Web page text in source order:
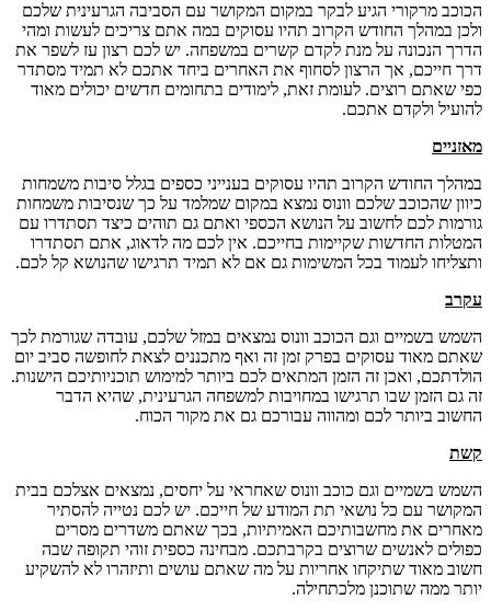
הכוכב מרקורי הגיע לבקר במקום המקושר עם הסביבה הגרעינית שלכם
ולכן במהלך החודש הקרוב תהיו עסוקים במה אתם צריכים לעשות ומהי
הדרך הנכונה על מנת לקדם קשרים במשפחה. יש לכם רצון עז לשפר את
דרך חייכם, אך הרצון לסחוף את האחרים ביחד אתכם לא תמיד מסתדר
כפי שאתם רוצים. לעומת זאת, לימודים בתחומים חדשים יכולים מאוד
להועיל ולקדם אתכם.
מאזניים
במהלך החודש הקרוב תהיו עסוקים בענייני כספים בגלל סיבות משמחות
כיוון שהכוכב שלכם וונוס נמצא במקום שמלמד על כך שנסיבות משמחות
גורמות לכם לחשוב על הנושא הכספי ואתם גם תוהים כיצד תסתדרו עם
המטלות החדשות שקיימות בחייכם. אין לכם מה לדאוג, אתם תסתדרו
ותצליחו לעמוד בכל המשימות גם אם לא תמיד תרגישו שהנושא קל לכם.
עקרב
השמש בשמיים וגם הכוכב וונוס נמצאים במזל שלכם, עובדה שגורמת לכך
שאתם מאוד עסוקים בפרק זמן זה ואף מתכננים לצאת לחופשה סביב יום
הולדתכם, ואכן זה הזמן המתאים לכם ביותר למימוש תוכניותיכם הישנות.
זה גם הזמן שבו תרגישו במחויבות למשפחה הגרעינית, שהיא הדבר
החשוב ביותר לכם ומהווה עבורכם גם את מקור הכוח.
קשת
השמש בשמיים וגם כוכב וונוס שאחראי על יחסים, נמצאים אצלכם בבית
המקושר עם כל נושאי תת המודע של חייכם. יש לכם נטייה להסתיר
מאחרים את מחשבותיכם האמיתיות, בכך שאתם משדרים מסרים
כפולים לאנשים שרוצים בקרבתכם. מבחינה כספית זוהי תקופה שבה
חשוב מאוד שתיקחו אחריות על מה שאתם עושים ותיזהרו לא להשקיע
יותר ממה שתוכנן מלכתחילה.